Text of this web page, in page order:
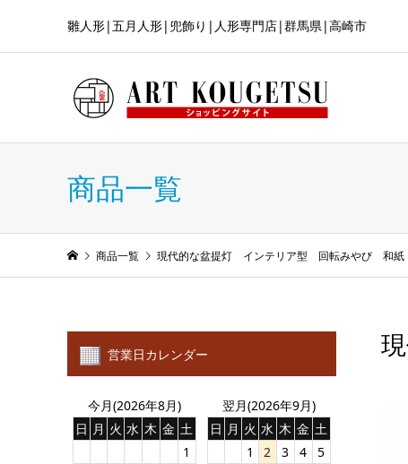
雛人形|五月人形|兜飾り|人形専門店|群馬県|高崎市
商品一覧
商品一覧 現代的な盆提灯 インテリア型 回転みやび 和
営業日カレンダー
今月(2026年8月)
日 月 火 水 木 金 土
1
翌月(2026年9月)
日 月 火 水 木 金 土
1
2 3 4
5